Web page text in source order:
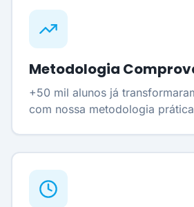
Metodologia
+50 mil alunos já
com nossa metodologia